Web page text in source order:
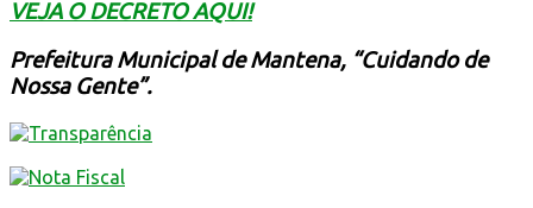
VEJA O DECRETO AQUI!
Prefeitura Municipal de Mantena, “Cuidando de
Nossa Gente”.